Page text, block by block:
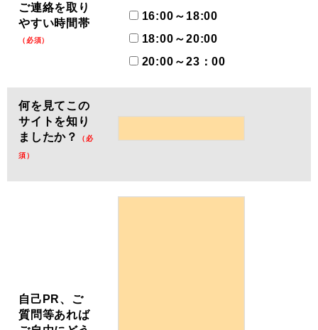
ご連絡を取り
やすい時間帯
（必須）
16:00～18:00
18:00～20:00
20:00～23：00
何を見てこの
サイトを知り
ましたか？
（必
須）
自己PR、ご
質問等あれば